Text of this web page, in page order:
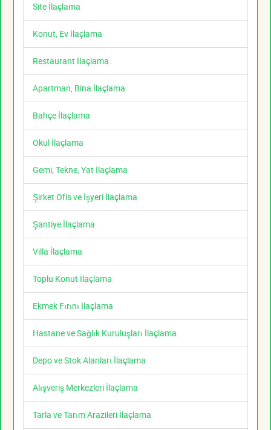
Site İlaçlama
Konut, Ev İlaçlama
Restaurant İlaçlama
Apartman, Bina İlaçlama
Bahçe İlaçlama
Okul İlaçlama
Gemi, Tekne, Yat İlaçlama
Şirket Ofis ve İşyeri İlaçlama
Şantiye İlaçlama
Villa İlaçlama
Toplu Konut İlaçlama
Ekmek Fırını İlaçlama
Hastane ve Sağlık Kuruluşları İlaçlama
Depo ve Stok Alanları İlaçlama
Alışveriş Merkezleri İlaçlama
Tarla ve Tarım Arazileri İlaçlama